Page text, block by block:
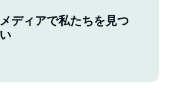
ディアで私たちを見つ